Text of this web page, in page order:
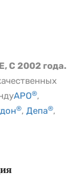
С 2002 года.
АРО®,
®, Депа®,